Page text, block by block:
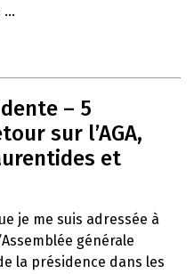
– 5
sur l’AGA,
et
je me suis adressée à
générale
la présidence dans les